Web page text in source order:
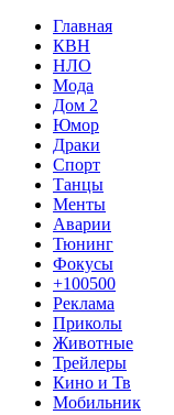
Главная
КВН
НЛО
Мода
Дом 2
Юмор
Драки
Спорт
Танцы
Менты
Аварии
Тюнинг
Фокусы
+100500
Реклама
Приколы
Животные
Трейлеры
Кино и Тв
Мобильник